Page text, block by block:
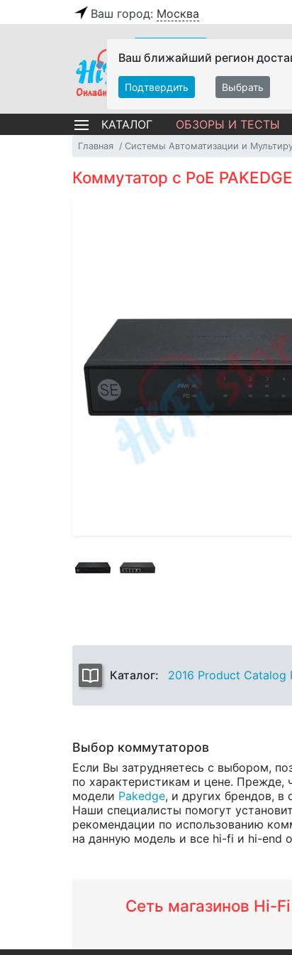
Ваш город: Москва
Ваш ближайший регион
Подтвердить Выбрать
КАТАЛОГ ОБЗОРЫ И ТЕСТЫ
Главная Системы Автоматизации и
Коммутатор с PoE
Каталог: 2016 Product Catalog
Выбор коммутаторов
Если Вы затрудняетесь с выбором,
по характеристикам и цене. Прежде,
модели Pakedge, и других брендов, в
Наши специалисты помогут
рекомендации по использованию
на данную модель и все hi-fi и hi-end
Сеть магазинов Hi-